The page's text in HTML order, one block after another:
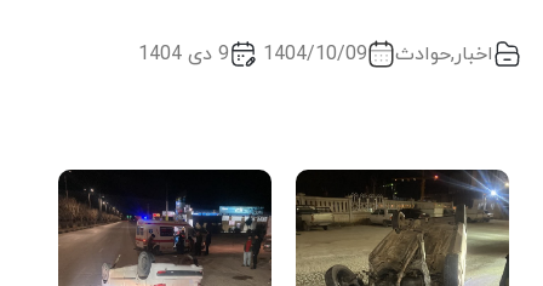
اخبار,حوادث 1404/10/09 9 دی 1404